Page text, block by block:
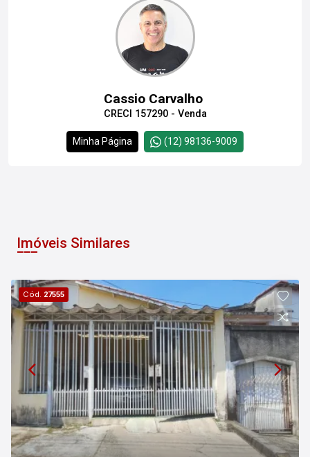
Cassio Carvalho
CRECI 157290 - Venda
Minha Página (12) 98136-9009
Imóveis Similares
Cód. 27555